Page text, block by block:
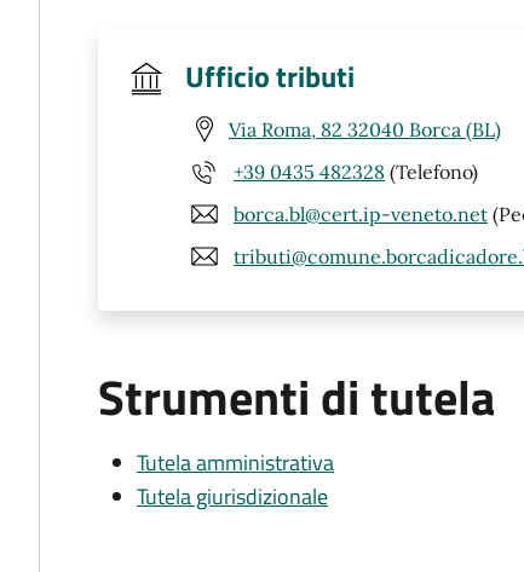
Ufficio tributi
Via Roma, 82 32040 Borca (BL)
+39 0435 482328 (Telefono)
borca.bl@cert.ip-veneto.net
Strumenti di tutela
Tutela amministrativa
Tutela giurisdizionale